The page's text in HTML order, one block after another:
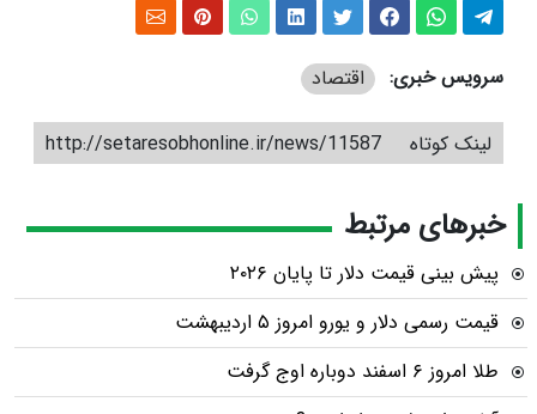
سرویس خبری: اقتصاد
لینک کوتاه http://setaresobhonline.ir/news/11587
خبرهای مرتبط
پیش بینی قیمت دلار تا پایان ۲۰۲۶
قیمت رسمی دلار و یورو امروز ۵ اردیبهشت
طلا امروز ۶ اسفند دوباره اوج گرفت